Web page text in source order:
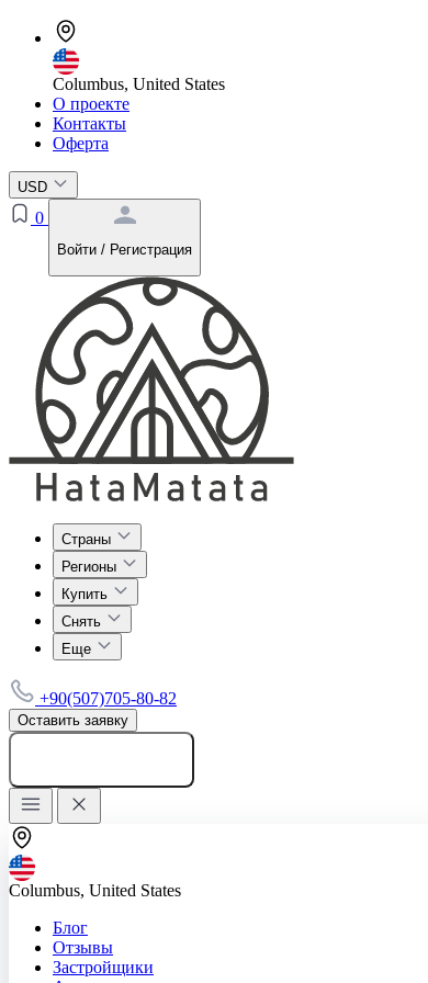
Columbus, United States
О проекте
Контакты
Оферта
USD
0
Войти / Регистрация
Страны
Регионы
Купить
Снять
Еще
+90(507)705-80-82
Оставить заявку
Columbus, United States
Блог
Отзывы
Застройщики